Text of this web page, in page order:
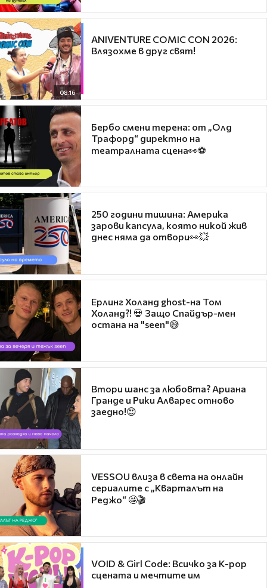
08:16
ANIVENTURE COMIC CON 2026:
Влязохме в друг свят!
Бербо смени терена: от „Олд
Трафорд“ директно на
театралната сцена👀⚽
250 години тишина: Америка
зарови капсула, която никой жив
днес няма да отвори👀💥
Ерлинг Холанд ghost-на Том
Холанд?! 💀 Защо Спайдър-мен
остана на "seen"😅
Втори шанс за любовта? Ариана
Гранде и Рики Алварес отново
заедно!😍
VESSOU влиза в света на онлайн
сериалите с „Кварталът на
Реджо“ 🤩🎬
VOID & Girl Code: Всичко за K-pop
сцената и мечтите им